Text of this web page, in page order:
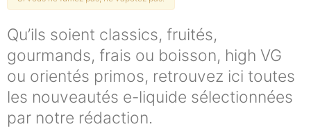
Qu’ils soient classics, fruités,
gourmands, frais ou boisson, high VG
ou orientés primos, retrouvez ici toutes
les nouveautés e-liquide sélectionnées
par notre rédaction.